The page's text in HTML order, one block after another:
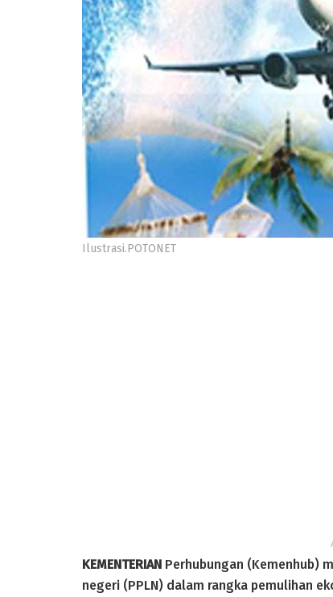
Ilustrasi.POTONET
KEMENTERIAN Perhubungan (Kemenhub)
negeri (PPLN) dalam rangka pemulihan